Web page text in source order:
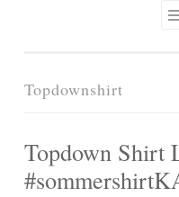
Topdownshirt
Topdown Shirt